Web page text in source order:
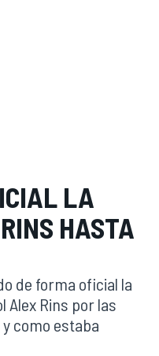
LA
HASTA
de forma oficial la
Alex Rins por las
como estaba